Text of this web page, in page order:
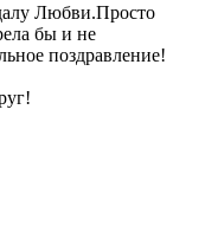
Любви.Просто
бы и не
поздравление!